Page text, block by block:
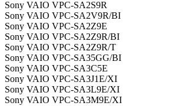
Sony VAIO VPC-SA2S9R
Sony VAIO VPC-SA2V9R/BI
Sony VAIO VPC-SA2Z9E
Sony VAIO VPC-SA2Z9R/BI
Sony VAIO VPC-SA2Z9R/T
Sony VAIO VPC-SA35GG/BI
Sony VAIO VPC-SA3C5E
Sony VAIO VPC-SA3J1E/XI
Sony VAIO VPC-SA3L9E/XI
Sony VAIO VPC-SA3M9E/XI